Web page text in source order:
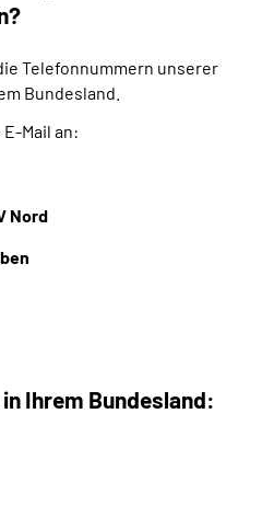
Telefonnummern unserer
Bundesland.
Mail an:
Nord
Ihrem Bundesland: